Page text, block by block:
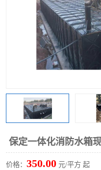
保定一体化消防水箱
价格： 350.00 元/平方 起